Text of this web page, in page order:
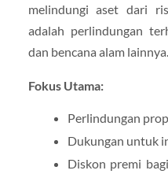
melindungi aset dari
adalah perlindungan
dan bencana alam lainnya.
Fokus Utama:
Perlindungan
Dukungan untuk
Diskon premi